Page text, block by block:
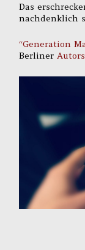
Das
nachdenklich
“Generation
Berliner